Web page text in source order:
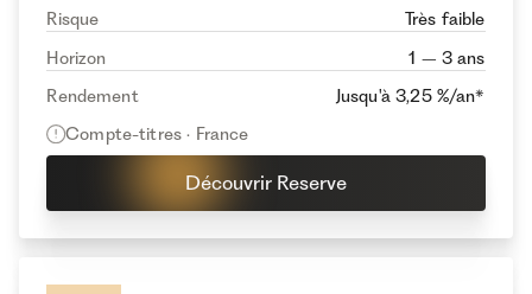
Risque
Très faible
Horizon
1 – 3 ans
Rendement
Jusqu'à 3,25 %/an*
Compte-titres · France
Découvrir Reserve